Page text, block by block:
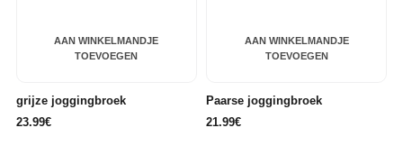
AAN WINKELMANDJE
TOEVOEGEN
grijze joggingbroek
23.99€
AAN WINKELMANDJE
TOEVOEGEN
Paarse joggingbroek
21.99€